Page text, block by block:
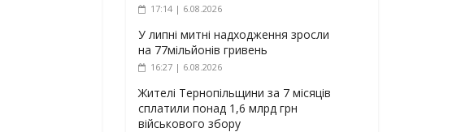
17:14 | 6.08.2026
У липні митні надходження зросли
на 77мільйонів гривень
16:27 | 6.08.2026
Жителі Тернопільщини за 7 місяців
сплатили понад 1,6 млрд грн
військового збору